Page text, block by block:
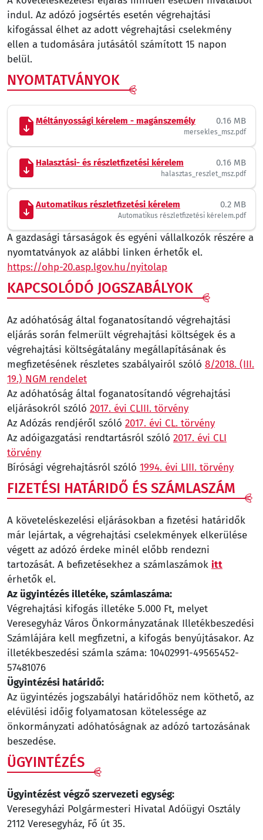
indul. Az adózó jogsértés esetén végrehajtási
kifogással élhet az adott végrehajtási cselekmény
ellen a tudomására jutásától számított 15 napon
belül.
NYOMTATVÁNYOK
Méltányossági kérelem - magánszemély 0.16 MB
mersekles_msz.pdf
Halasztási- és részletfizetési kérelem 0.16 MB
halasztas_reszlet_msz.pdf
Automatikus részletfizetési kérelem 0.2 MB
Automatikus részletfizetési kérelem.pdf
A gazdasági társaságok és egyéni vállalkozók részére a
nyomtatványok az alábbi linken érhetők el.
https://ohp-20.asp.lgov.hu/nyitolap
KAPCSOLÓDÓ JOGSZABÁLYOK
Az adóhatóság által foganatosítandó végrehajtási
eljárás során felmerült végrehajtási költségek és a
végrehajtási költségátalány megállapításának és
megfizetésének részletes szabályairól szóló 8/2018. (III.
19.) NGM rendelet
Az adóhatóság által foganatosítandó végrehajtási
eljárásokról szóló 2017. évi CLIII. törvény
Az Adózás rendjéről szóló 2017. évi CL. törvény
Az adóigazgatási rendtartásról szóló 2017. évi CLI
törvény
Bírósági végrehajtásról szóló 1994. évi LIII. törvény
FIZETÉSI HATÁRIDŐ ÉS SZÁMLASZÁM
A követeléskezelési eljárásokban a fizetési határidők
már lejártak, a végrehajtási cselekmények elkerülése
végett az adózó érdeke minél előbb rendezni
tartozását. A befizetésekhez a számlaszámok itt
érhetők el.
Az ügyintézés illetéke, számlaszáma:
Végrehajtási kifogás illetéke 5.000 Ft, melyet
Veresegyház Város Önkormányzatának Illetékbeszedési
Számlájára kell megfizetni, a kifogás benyújtásakor. Az
illetékbeszedési számla száma: 10402991-49565452-
57481076
Ügyintézési határidő:
Az ügyintézés jogszabályi határidőhöz nem köthető, az
elévülési időig folyamatosan kötelessége az
önkormányzati adóhatóságnak az adózó tartozásának
beszedése.
ÜGYINTÉZÉS
Ügyintézést végző szervezeti egység:
Veresegyházi Polgármesteri Hivatal Adóügyi Osztály
2112 Veresegyház, Fő út 35.